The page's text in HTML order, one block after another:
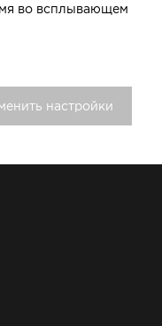
во всплывающем
настройки